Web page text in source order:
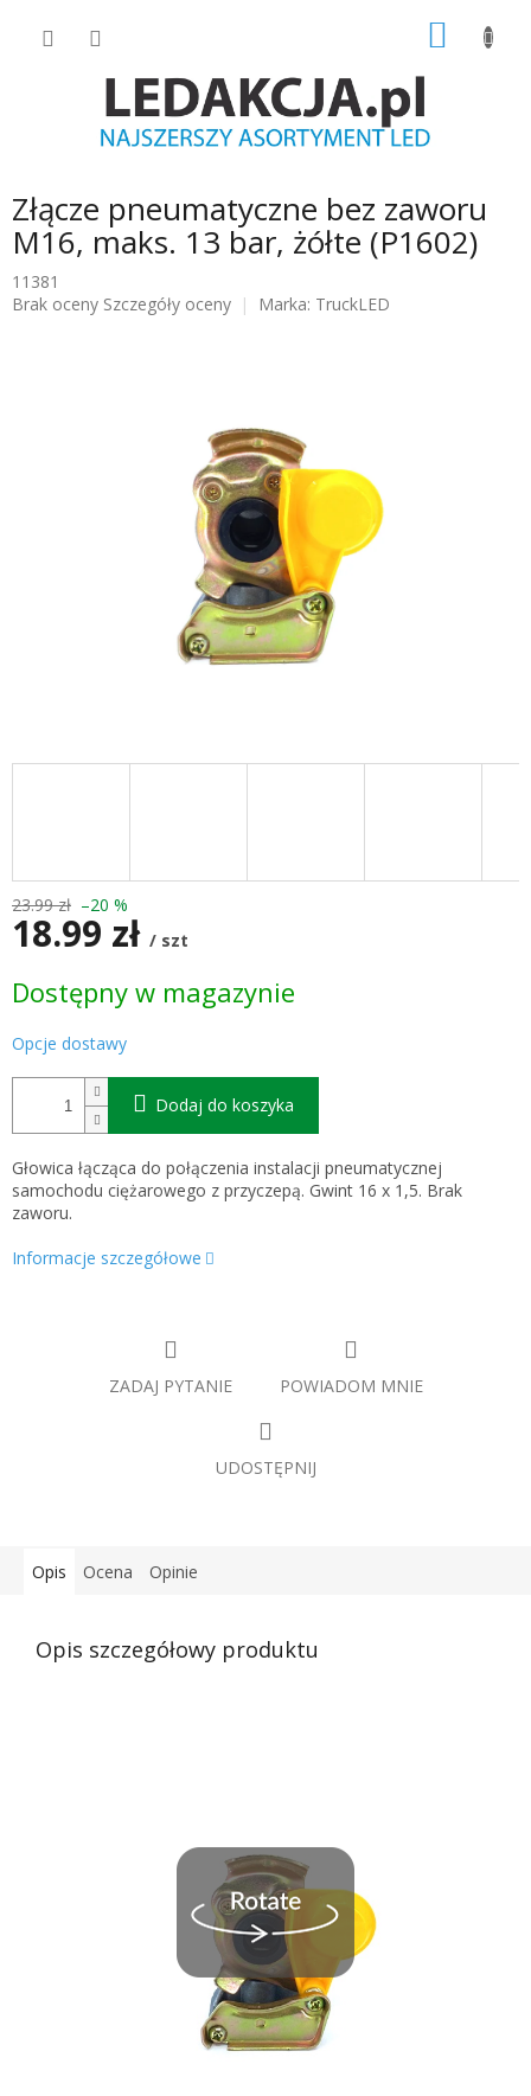
Złącze pneumatyczne bez zaworu
M16, maks. 13 bar, żółte (P1602)
11381
Średnia
Brak oceny Szczegóły oceny Marka: TruckLED
23.99 zł –20 %
18.99 zł / szt
jednostkowa:
Dostępny w magazynie
Opcje dostawy
Dodaj do koszyka
Głowica łącząca do połączenia instalacji pneumatycznej
samochodu ciężarowego z przyczepą. Gwint 16 x 1,5. Brak
zaworu.
Informacje szczegółowe
ZADAJ PYTANIE POWIADOM MNIE
UDOSTĘPNIJ
Opis Ocena Opinie
Opis szczegółowy produktu